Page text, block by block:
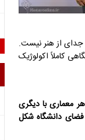
جدای از هنر نیست.
کاملاً اکولوژیک
معماری با دیگری
دانشگاه شکل